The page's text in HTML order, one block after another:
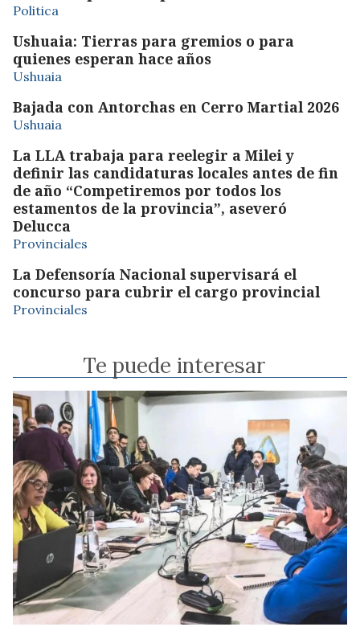
Politica
Ushuaia: Tierras para gremios o para
quienes esperan hace años
Ushuaia
Bajada con Antorchas en Cerro Martial 2026
Ushuaia
La LLA trabaja para reelegir a Milei y
definir las candidaturas locales antes de fin
de año “Competiremos por todos los
estamentos de la provincia”, aseveró
Delucca
Provinciales
La Defensoría Nacional supervisará el
concurso para cubrir el cargo provincial
Provinciales
Te puede interesar